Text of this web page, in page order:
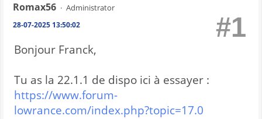
Romax56 Administrator
28-07-2025 13:50:02 #1
Bonjour Franck,
Tu as la 22.1.1 de dispo ici à essayer :
https://www.forum-
lowrance.com/index.php?topic=17.0